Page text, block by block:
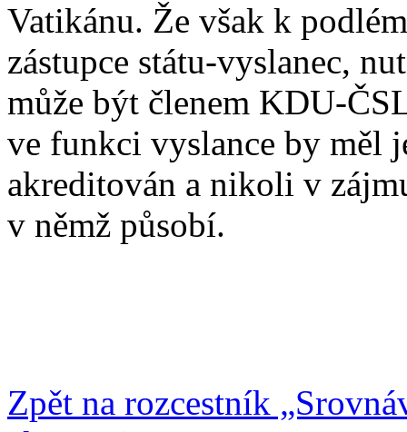
Vatikánu. Že však k
zástupce státu-vyslanec,
může být členem KDU-
ve funkci vyslance by měl
akreditován a nikoli v
v němž působí.
Zpět na rozcestník